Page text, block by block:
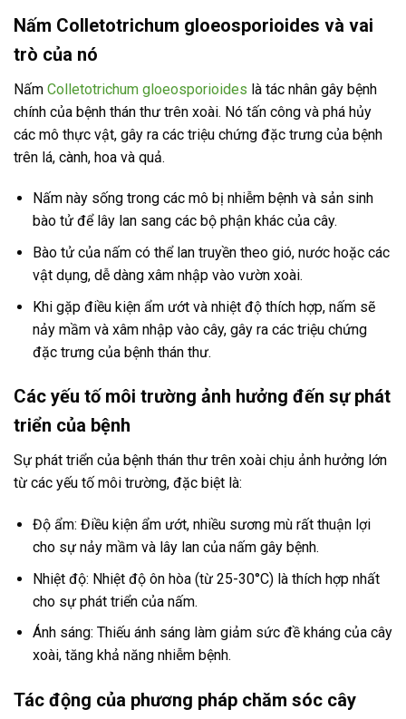
Nấm Colletotrichum gloeosporioides và vai
trò của nó
Nấm Colletotrichum gloeosporioides là tác nhân gây bệnh
chính của bệnh thán thư trên xoài. Nó tấn công và phá hủy
các mô thực vật, gây ra các triệu chứng đặc trưng của bệnh
trên lá, cành, hoa và quả.
Nấm này sống trong các mô bị nhiễm bệnh và sản sinh
bào tử để lây lan sang các bộ phận khác của cây.
Bào tử của nấm có thể lan truyền theo gió, nước hoặc các
vật dụng, dễ dàng xâm nhập vào vườn xoài.
Khi gặp điều kiện ẩm ướt và nhiệt độ thích hợp, nấm sẽ
nảy mầm và xâm nhập vào cây, gây ra các triệu chứng
đặc trưng của bệnh thán thư.
Các yếu tố môi trường ảnh hưởng đến sự phát
triển của bệnh
Sự phát triển của bệnh thán thư trên xoài chịu ảnh hưởng lớn
từ các yếu tố môi trường, đặc biệt là:
Độ ẩm: Điều kiện ẩm ướt, nhiều sương mù rất thuận lợi
cho sự nảy mầm và lây lan của nấm gây bệnh.
Nhiệt độ: Nhiệt độ ôn hòa (từ 25-30°C) là thích hợp nhất
cho sự phát triển của nấm.
Ánh sáng: Thiếu ánh sáng làm giảm sức đề kháng của cây
xoài, tăng khả năng nhiễm bệnh.
Tác động của phương pháp chăm sóc cây